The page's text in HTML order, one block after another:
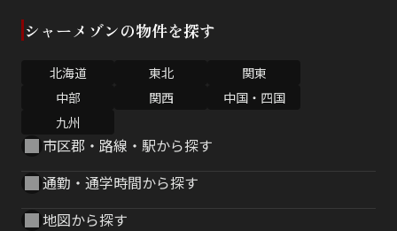
シャーメゾンの物件を探す
北海道 東北
関東
中部
関西
中国・四国
九州
市区郡・路線・駅から探す
通勤・通学時間から探す
地図から探す